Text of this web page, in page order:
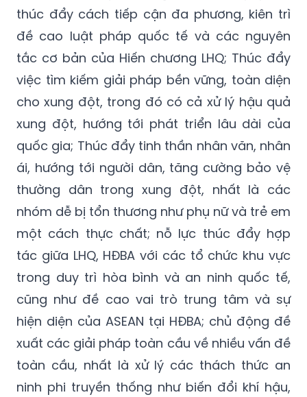
thúc đẩy cách tiếp cận đa phương, kiên trì
đề cao luật pháp quốc tế và các nguyên
tắc cơ bản của Hiến chương LHQ; Thúc đẩy
việc tìm kiếm giải pháp bền vững, toàn diện
cho xung đột, trong đó có cả xử lý hậu quả
xung đột, hướng tới phát triển lâu dài của
quốc gia; Thúc đẩy tinh thần nhân văn, nhân
ái, hướng tới người dân, tăng cường bảo vệ
thường dân trong xung đột, nhất là các
nhóm dễ bị tổn thương như phụ nữ và trẻ em
một cách thực chất; nỗ lực thúc đẩy hợp
tác giữa LHQ, HĐBA với các tổ chức khu vực
trong duy trì hòa bình và an ninh quốc tế,
cũng như đề cao vai trò trung tâm và sự
hiện diện của ASEAN tại HĐBA; chủ động đề
xuất các giải pháp toàn cầu về nhiều vấn đề
toàn cầu, nhất là xử lý các thách thức an
ninh phi truyền thống như biến đổi khí hậu,